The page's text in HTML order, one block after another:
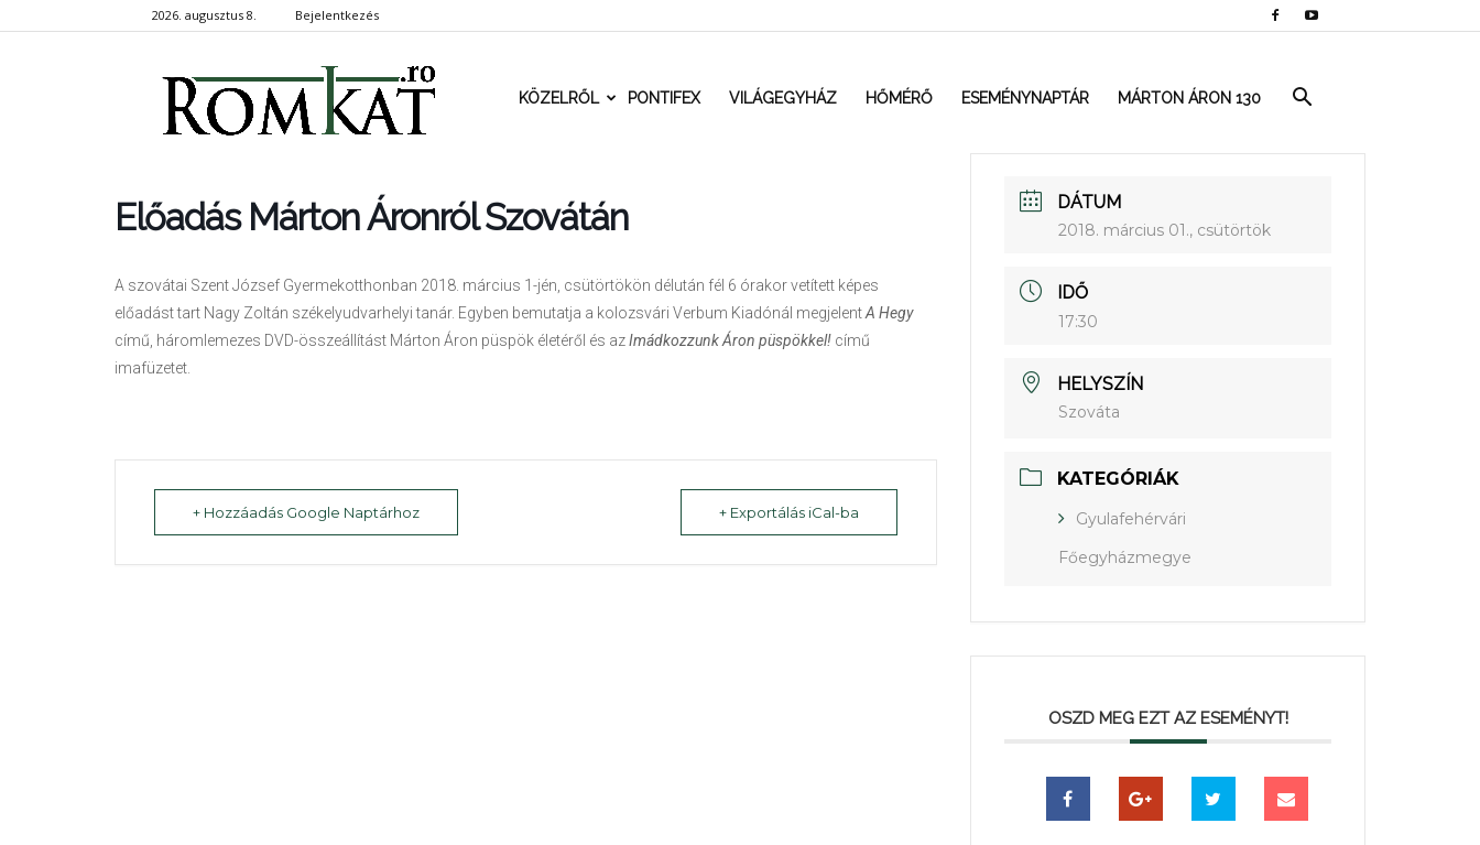
2026. augusztus 8. Bejelentkezés
RomKat.roKÖZELRŐL PONTIFEX VILÁGEGYHÁZ HŐMÉRŐ ESEMÉNYNAPTÁR MÁRTON ÁRON 130
Előadás Márton Áronról Szovátán
A szovátai Szent József Gyermekotthonban 2018. március 1-jén, csütörtökön délután fél 6 órakor vetített képes
előadást tart Nagy Zoltán székelyudvarhelyi tanár. Egyben bemutatja a kolozsvári Verbum Kiadónál megjelentA Hegy
című, háromlemezes DVD-összeállítást Márton Áron püspök életéről és azImádkozzunk Áron püspökkel! című
imafüzetet.
+ Hozzáadás Google Naptárhoz + Exportálás iCal-ba
DÁTUM
2018. március 01., csütörtök
IDŐ
17:30
HELYSZÍN
Szováta
KATEGÓRIÁK
Gyulafehérvári
Főegyházmegye
OSZD MEG EZT AZ ESEMÉNYT!